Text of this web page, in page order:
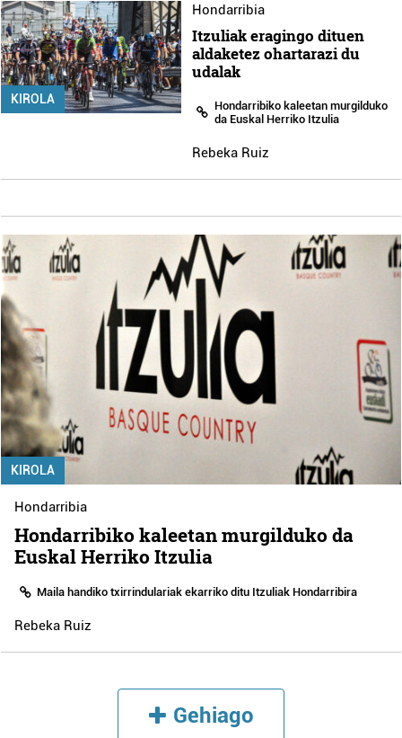
KIROLA
Hondarribia
Itzuliak eragingo dituen
aldaketez ohartarazi du
udalak
Hondarribiko kaleetan murgilduko
da Euskal Herriko Itzulia
Rebeka Ruiz
KIROLA
Hondarribia
Hondarribiko kaleetan murgilduko da
Euskal Herriko Itzulia
Maila handiko txirrindulariak ekarriko ditu Itzuliak Hondarribira
Rebeka Ruiz
Gehiago